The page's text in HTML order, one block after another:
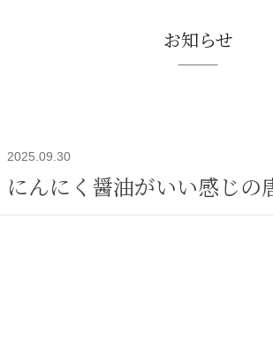
お知らせ
2025.09.30
にんにく醤油がいい感じの